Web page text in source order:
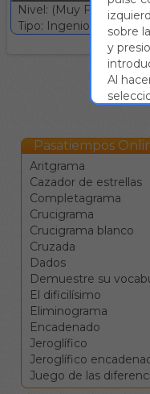
Nivel: (Muy Fácil)
Tipo: Ingenio deductivo
Pasatiempos
Aritgrama
Cazador de estrellas
Completagrama
Crucigrama
Crucigrama blanco
Cruzada
Dados
Demuestre su
El dificilísimo
Eliminograma
Encadenado
Jeroglífico
Jeroglífico
Juego de las
sobre
y
Al
de la
La